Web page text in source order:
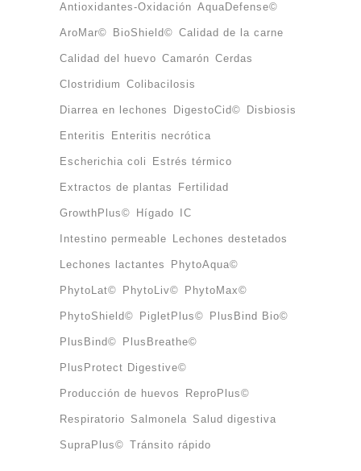
Antioxidantes-Oxidación AquaDefense©
AroMar© BioShield© Calidad de la carne
Calidad del huevo Camarón Cerdas
Clostridium Colibacilosis
Diarrea en lechones DigestoCid© Disbiosis
Enteritis Enteritis necrótica
Escherichia coli Estrés térmico
Extractos de plantas Fertilidad
GrowthPlus© Hígado IC
Intestino permeable Lechones destetados
Lechones lactantes PhytoAqua©
PhytoLat© PhytoLiv© PhytoMax©
PhytoShield© PigletPlus© PlusBind Bio©
PlusBind© PlusBreathe©
PlusProtect Digestive©
Producción de huevos ReproPlus©
Respiratorio Salmonela Salud digestiva
SupraPlus© Tránsito rápido